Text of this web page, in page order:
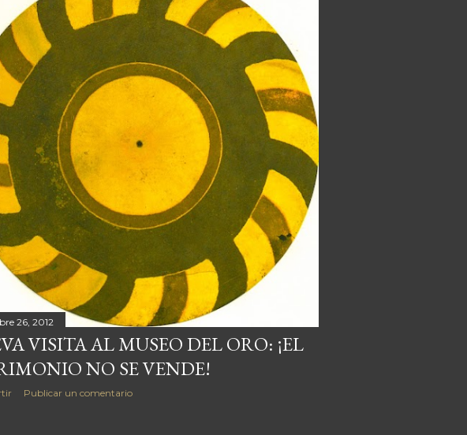
26, 2012
VISITA AL MUSEO DEL ORO: ¡EL
NO SE VENDE!
Publicar un comentario